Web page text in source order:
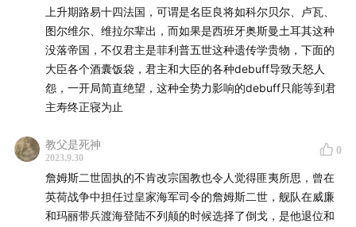
上升期路易十四法国，可谓是名臣良将如科尔贝尔、卢瓦、
图尔维尔、维拉尔辈出，而如果是西班牙奥斯曼土耳其这种
没落帝国，不仅君主是菲利普五世这种遗传学贵物，下面的
大臣各个酒囊饭袋，君主和大臣的各种debuff导致天怒人
怨，一开局简直绝望，这种全势力影响的debuff只能等到君
主寿终正寝为止
教父是死神
2023.9.30
0
詹姆斯二世固执的不肯改宗国教也令人觉得匪夷所思，曾在
英荷战争中担任过皇家海军司令的詹姆斯二世，舰队在威廉
和玛丽带兵渡海登陆不列颠的时候选择了倒戈，是他退位和